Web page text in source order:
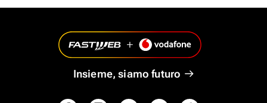
Insieme, siamo futuro